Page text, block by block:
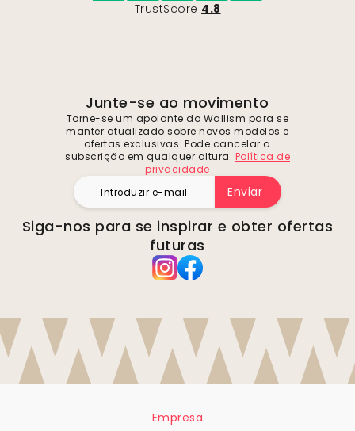
TrustScore 4.8
Junte-se ao movimento
Torne-se um apoiante do Wallism para se
manter atualizado sobre novos modelos e
ofertas exclusivas. Pode cancelar a
subscrição em qualquer altura. Política de
privacidade
Enviar
Siga-nos para se inspirar e obter ofertas
futuras
Empresa